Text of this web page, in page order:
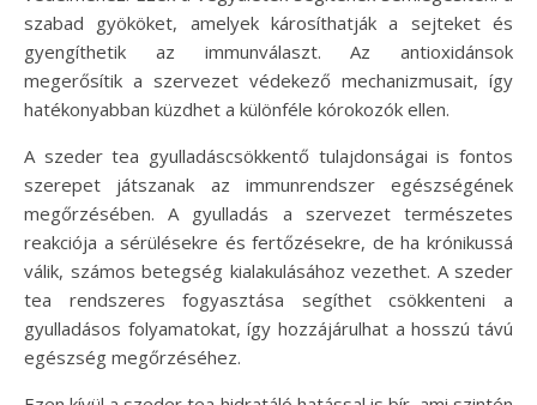
szabad gyököket, amelyek károsíthatják a sejteket és
gyengíthetik az immunválaszt. Az antioxidánsok
megerősítik a szervezet védekező mechanizmusait, így
hatékonyabban küzdhet a különféle kórokozók ellen.
A szeder tea gyulladáscsökkentő tulajdonságai is fontos
szerepet játszanak az immunrendszer egészségének
megőrzésében. A gyulladás a szervezet természetes
reakciója a sérülésekre és fertőzésekre, de ha krónikussá
válik, számos betegség kialakulásához vezethet. A szeder
tea rendszeres fogyasztása segíthet csökkenteni a
gyulladásos folyamatokat, így hozzájárulhat a hosszú távú
egészség megőrzéséhez.